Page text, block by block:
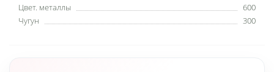
Цвет. металлы
600
Чугун
300